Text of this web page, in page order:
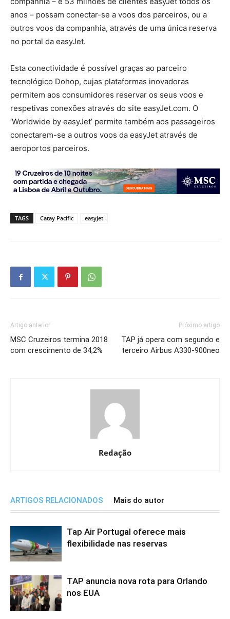
anos – possam conectar-se a voos dos parceiros, ou a
outros voos da companhia, através de uma única reserva
no portal da easyJet.
Esta conectividade é possível graças ao parceiro
tecnológico Dohop, cujas plataformas inovadoras
permitem aos consumidores reservar os seus voos e
respetivas conexões através do site easyJet.com. O
‘Worldwide by easyJet’ permite também aos passageiros
conectarem-se a outros voos da easyJet através de
aeroportos parceiros.
TAGS Catay Pacific easyJet
Artigo anterior
MSC Cruzeiros termina 2018
com crescimento de 34,2%
Próximo artigo
TAP já opera com segundo e
terceiro Airbus A330-900neo
Redação
ARTIGOS RELACIONADOS Mais do autor
Tap Air Portugal oferece mais
flexibilidade nas reservas
TAP anuncia nova rota para Orlando
nos EUA